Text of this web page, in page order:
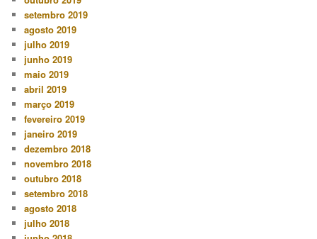
setembro 2019
agosto 2019
julho 2019
junho 2019
maio 2019
abril 2019
março 2019
fevereiro 2019
janeiro 2019
dezembro 2018
novembro 2018
outubro 2018
setembro 2018
agosto 2018
julho 2018